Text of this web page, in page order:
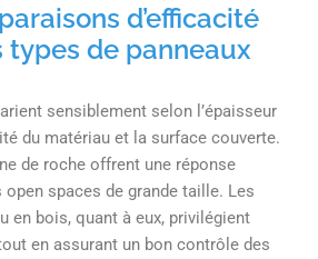
d’efficacité
types de panneaux
sensiblement selon l’épaisseur
du matériau et la surface couverte.
de roche offrent une réponse
spaces de grande taille. Les
en bois, quant à eux, privilégient
en assurant un bon contrôle des